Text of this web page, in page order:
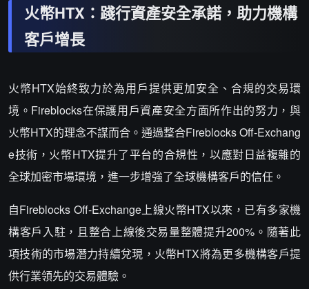
火幣HTX：踐行資產安全承諾，助力機構
客戶增長
火幣HTX始終致力於為用戶提供更加安全、合規的交易環
境。Fireblocks在保護用戶資產安全方面所作出的努力，與
火幣HTX的理念不謀而合。通過整合Fireblocks Off-Exchang
e技術，火幣HTX提升了平台的合規性，以應對日益複雜的
全球加密市場環境，進一步增強了全球機構客戶的信任。
自Fireblocks Off-Exchange上線火幣HTX以來，已有多家機
構客戶入駐，且整合上線後交易量整體提升200%。隨著此
項技術的市場潛力持續兌現，火幣HTX將為更多機構客戶提
供行業領先的交易體驗。